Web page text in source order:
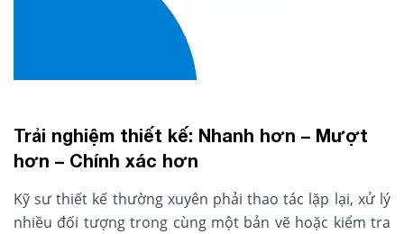
Trải nghiệm thiết kế: Nhanh hơn – Mượt
hơn – Chính xác hơn
Kỹ sư thiết kế thường xuyên phải thao tác lặp lại, xử lý
nhiều đối tượng trong cùng một bản vẽ hoặc kiểm tra